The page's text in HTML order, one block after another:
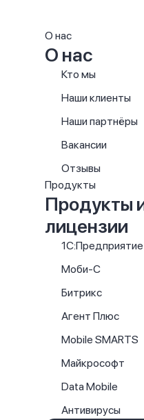
О нас
О нас
Кто мы
Наши клиенты
Наши партнёры
Вакансии
Отзывы
Продукты
Продукты
лицензии
1С:Предприятие
Моби-С
Битрикс
Агент Плюс
Mobile SMARTS
Майкрософт
Data Mobile
Антивирусы